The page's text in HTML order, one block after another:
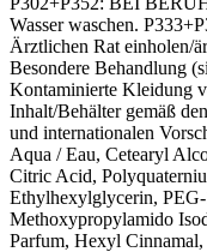
Wasser waschen.
Ärztlichen Rat einholen/
Besondere Behandlung
Kontaminierte Kleidung
Inhalt/Behälter gemäß
und internationalen
Aqua / Eau, Cetearyl
Citric Acid,
Ethylhexylglycerin,
Methoxypropylamido
Parfum, Hexyl